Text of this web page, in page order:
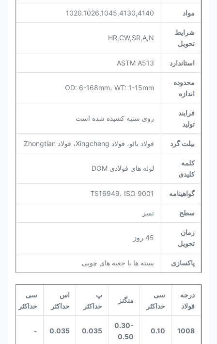
مواد 1020.1026,1045,4130,4140
شرایط
تحویل
HR,CW,SR,A,N
استاندارد ASTM A513
محدوده
اندازه
OD: 6-168mm، WT: 1-15mm
فرایند
تولید
روی سنبه کشیده شده است
بیلت گرد فولاد بائو، فولاد Xingcheng، فولاد Zhongtian
کلمه
کلیدی
لوله های فولادی DOM
گواهینامه TS16949، ISO 9001
سطح تمیز
زمان
تحویل
45 روز
پاکسازی بسته ها یا جعبه های چوبی
درجه
فولاد
سی
حداکثر
منگنز
پ
حداکثر
اس
حداکثر
سی
حداکثر
1008
0.10
0.30-
0.50
0.035
0.035
-